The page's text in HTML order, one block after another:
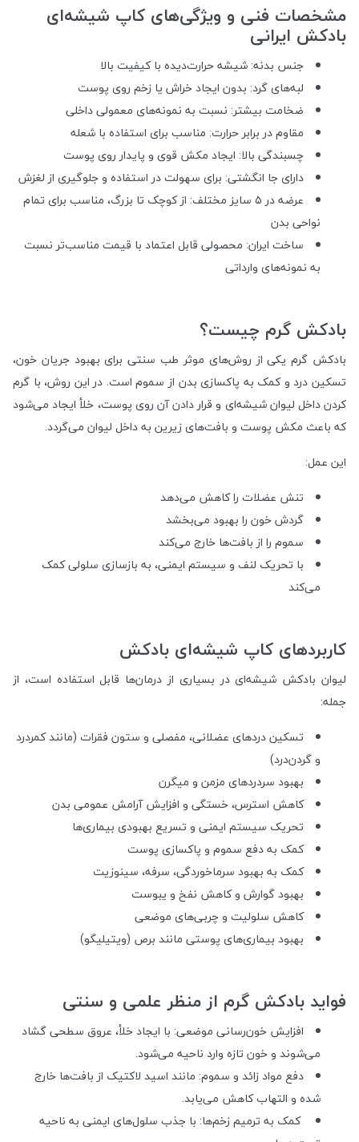
مشخصات فنی و ویژگی‌های کاپ شیشه‌ای
بادکش ایرانی
جنس بدنه: شیشه حرارت‌دیده با کیفیت بالا
لبه‌های گرد: بدون ایجاد خراش یا زخم روی پوست
ضخامت بیشتر: نسبت به نمونه‌های معمولی داخلی
مقاوم در برابر حرارت: مناسب برای استفاده با شعله
چسبندگی بالا: ایجاد مکش قوی و پایدار روی پوست
دارای جا انگشتی: برای سهولت در استفاده و جلوگیری از لغزش
عرضه در ۵ سایز مختلف: از کوچک تا بزرگ، مناسب برای تمام
نواحی بدن
ساخت ایران: محصولی قابل اعتماد با قیمت مناسب‌تر نسبت
به نمونه‌های وارداتی
بادکش گرم چیست؟
بادکش گرم یکی از روش‌های موثر طب سنتی برای بهبود جریان خون،
تسکین درد و کمک به پاکسازی بدن از سموم است. در این روش، با گرم
کردن داخل لیوان شیشه‌ای و قرار دادن آن روی پوست، خلأ ایجاد می‌شود
که باعث مکش پوست و بافت‌های زیرین به داخل لیوان می‌گردد.
این عمل:
تنش عضلات را کاهش می‌دهد
گردش خون را بهبود می‌بخشد
سموم را از بافت‌ها خارج می‌کند
با تحریک لنف و سیستم ایمنی، به بازسازی سلولی کمک
می‌کند
کاربردهای کاپ شیشه‌ای بادکش
لیوان بادکش شیشه‌ای در بسیاری از درمان‌ها قابل استفاده است، از
جمله:
تسکین دردهای عضلانی، مفصلی و ستون فقرات (مانند کمردرد
و گردن‌درد)
بهبود سردردهای مزمن و میگرن
کاهش استرس، خستگی و افزایش آرامش عمومی بدن
تحریک سیستم ایمنی و تسریع بهبودی بیماری‌ها
کمک به دفع سموم و پاکسازی پوست
کمک به بهبود سرماخوردگی، سرفه، سینوزیت
بهبود گوارش و کاهش نفخ و یبوست
کاهش سلولیت و چربی‌های موضعی
بهبود بیماری‌های پوستی مانند برص (ویتیلیگو)
فواید بادکش گرم از منظر علمی و سنتی
افزایش خون‌رسانی موضعی: با ایجاد خلأ، عروق سطحی گشاد
می‌شوند و خون تازه وارد ناحیه می‌شود.
دفع مواد زائد و سموم: مانند اسید لاکتیک از بافت‌ها خارج
شده و التهاب کاهش می‌یابد.
کمک به ترمیم زخم‌ها: با جذب سلول‌های ایمنی به ناحیه